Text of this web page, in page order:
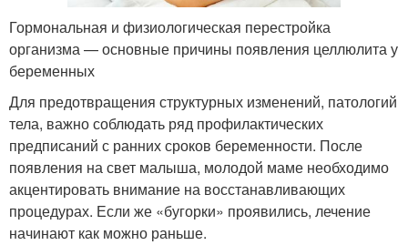
Гормональная и физиологическая перестройка
организма — основные причины появления целлюлита у
беременных
Для предотвращения структурных изменений, патологий
тела, важно соблюдать ряд профилактических
предписаний с ранних сроков беременности. После
появления на свет малыша, молодой маме необходимо
акцентировать внимание на восстанавливающих
процедурах. Если же «бугорки» проявились, лечение
начинают как можно раньше.